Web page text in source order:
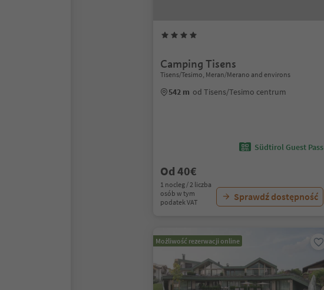
Camping Tisens
Tisens/Tesimo, Meran/Merano and environs
542 m od Tisens/Tesimo centrum
Südtirol Guest Pass
Od 40€
1 nocleg / 2 liczba
osób w tym
podatek VAT
Sprawdź dostępność
Możliwość rezerwacji online